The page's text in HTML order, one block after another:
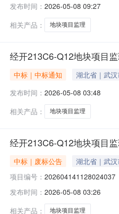
发布时间： 2026-05-08 09:27
相关产品：
地块项目监理
经开213C6-Q12地块项目
中标｜中标通知 湖北省｜武
发布时间： 2026-05-08 03:48
相关产品：
地块项目监理
经开213C6-Q12地块项目
中标｜废标公告 湖北省｜武
项目编号： 202604141128024037
发布时间： 2026-05-08 03:26
相关产品：
地块项目监理